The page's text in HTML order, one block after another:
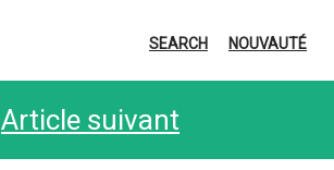
SEARCH NOUVAUTÉ
Article suivant